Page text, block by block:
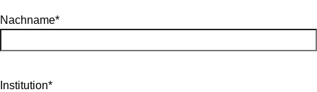
Nachname*
Institution*